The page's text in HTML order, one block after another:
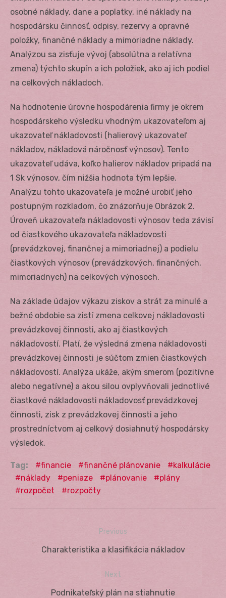
osobné náklady, dane a poplatky, iné náklady na
hospodársku činnosť, odpisy, rezervy a opravné
položky, finančné náklady a mimoriadne náklady.
Analýzou sa zisťuje vývoj (absolútna a relatívna
zmena) týchto skupín a ich položiek, ako aj ich podiel
na celkových nákladoch.
Na hodnotenie úrovne hospodárenia firmy je okrem
hospodárskeho výsledku vhodným ukazovateľom aj
ukazovateľ nákladovosti (halierový ukazovateľ
nákladov, nákladová náročnosť výnosov). Tento
ukazovateľ udáva, koľko halierov nákladov pripadá na
1 Sk výnosov, čím nižšia hodnota tým lepšie.
Analýzu tohto ukazovateľa je možné urobiť jeho
postupným rozkladom, čo znázorňuje Obrázok 2.
Úroveň ukazovateľa nákladovosti výnosov teda závisí
od čiastkového ukazovateľa nákladovosti
(prevádzkovej, finančnej a mimoriadnej) a podielu
čiastkových výnosov (prevádzkových, finančných,
mimoriadnych) na celkových výnosoch.
Na základe údajov výkazu ziskov a strát za minulé a
bežné obdobie sa zistí zmena celkovej nákladovosti
prevádzkovej činnosti, ako aj čiastkových
nákladovostí. Platí, že výsledná zmena nákladovosti
prevádzkovej činnosti je súčtom zmien čiastkových
nákladovostí. Analýza ukáže, akým smerom (pozitívne
alebo negatívne) a akou silou ovplyvňovali jednotlivé
čiastkové nákladovosti nákladovosť prevádzkovej
činnosti, zisk z prevádzkovej činnosti a jeho
prostredníctvom aj celkový dosiahnutý hospodársky
výsledok.
Tag: financie finančné plánovanie
kalkulácie
náklady
peniaze plánovanie
plány
rozpočet
rozpočty
Navigácia
Previous
Previous
Charakteristika a klasifikácia nákladov
Next
Next
Podnikateľský plán na stiahnutie